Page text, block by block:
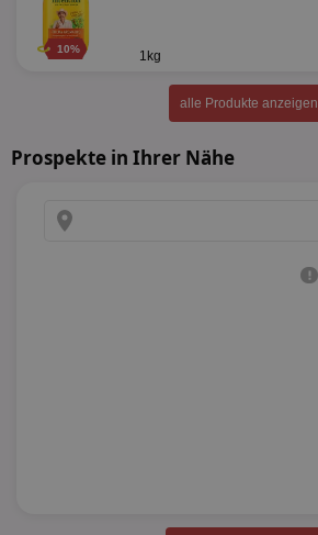
10% 1kg
alle Produkte anzeigen
Prospekte in Ihrer Nähe